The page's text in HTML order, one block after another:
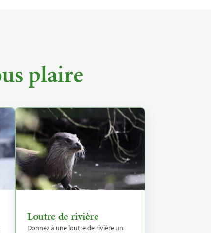
plaire
Loutre de rivière
Donnez à une loutre de rivière un